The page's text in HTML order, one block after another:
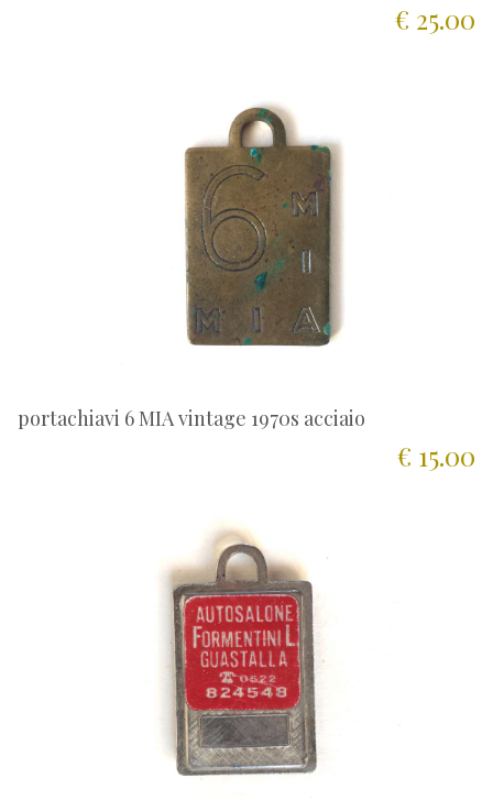
€ 25.00
portachiavi 6 MIA vintage 1970s acciaio
€ 15.00